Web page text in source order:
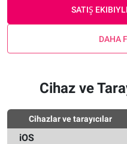
SATIŞ
DAHA
Cihaz ve
Cihazlar ve tarayıcılar
iOS